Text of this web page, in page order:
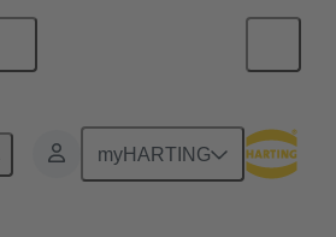
myHARTING